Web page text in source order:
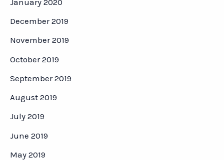
December 2019
November 2019
October 2019
September 2019
August 2019
July 2019
June 2019
May 2019